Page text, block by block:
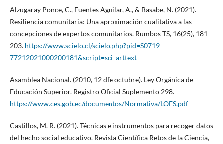
Alzugaray Ponce, C., Fuentes Aguilar, A., & Basabe, N. (2021).
Resiliencia comunitaria: Una aproximación cualitativa a las
concepciones de expertos comunitarios. Rumbos TS, 16(25), 181–
203. https://www.scielo.cl/scielo.php?pid=S0719-
77212021000200181&script=sci_arttext
Asamblea Nacional. (2010, 12 dfe octubre). Ley Orgánica de
Educación Superior. Registro Oficial Suplemento 298.
https://www.ces.gob.ec/documentos/Normativa/LOES.pdf
Castillos, M. R. (2021). Técnicas e instrumentos para recoger datos
del hecho social educativo. Revista Científica Retos de la Ciencia,